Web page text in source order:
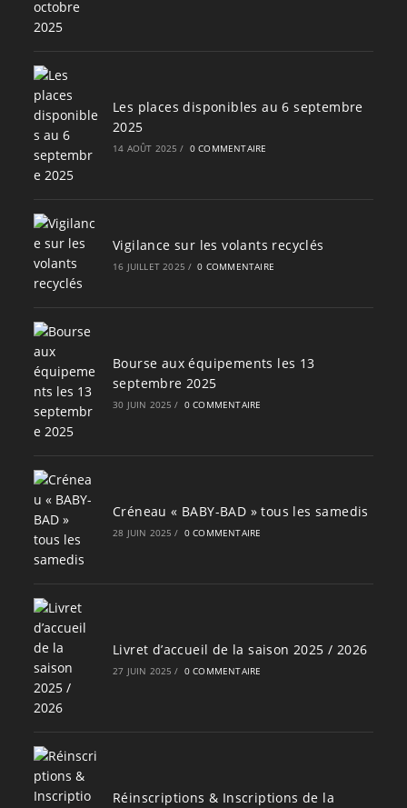
Les places disponibles au 6 septembre
2025
14 AOÛT 2025 / 0 COMMENTAIRE
Vigilance sur les volants recyclés
16 JUILLET 2025 / 0 COMMENTAIRE
Bourse aux équipements les 13
septembre 2025
30 JUIN 2025 / 0 COMMENTAIRE
Créneau « BABY-BAD » tous les samedis
28 JUIN 2025 / 0 COMMENTAIRE
Livret d’accueil de la saison 2025 / 2026
27 JUIN 2025 / 0 COMMENTAIRE
Réinscriptions & Inscriptions de la